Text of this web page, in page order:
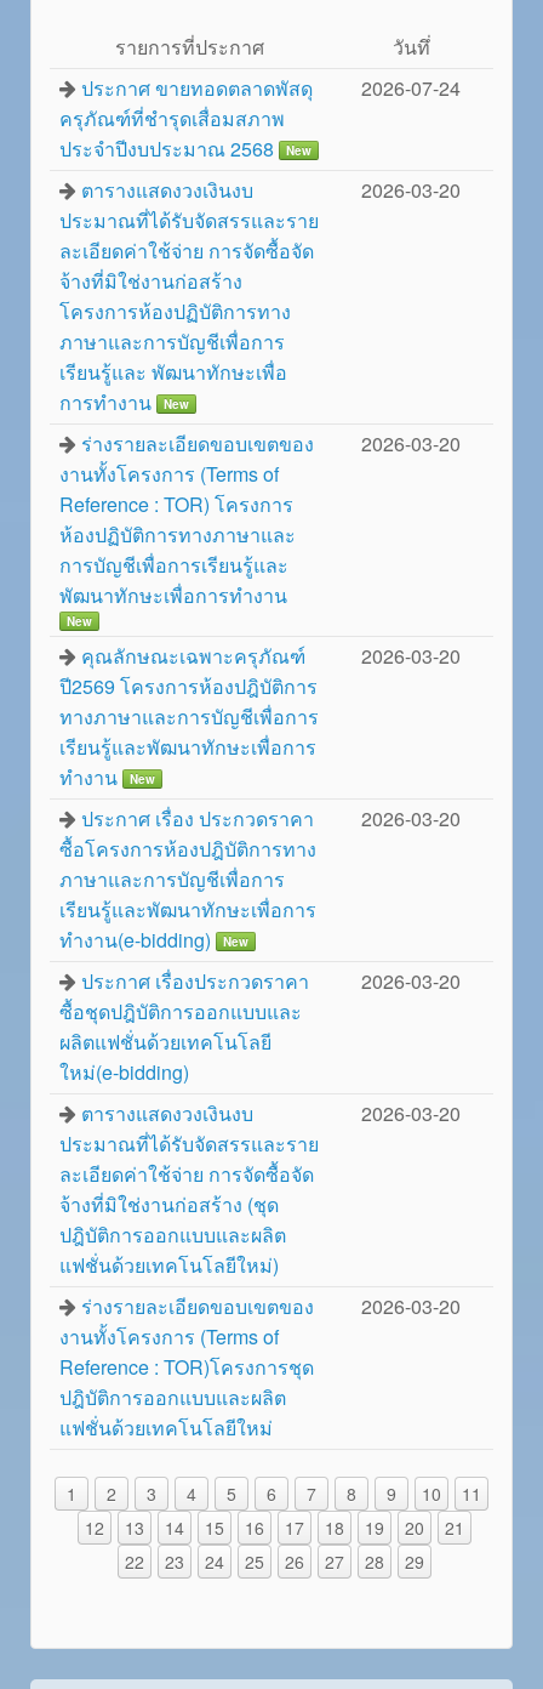
รายการที่ประกาศ
วันทึ่
ประกาศ ขายทอดตลาดพัสดุ
ครุภัณฑ์ที่ชำรุดเสื่อมสภาพ
ประจำปีงบประมาณ 2568
New
2026-07-24
ตารางแสดงวงเงินงบ
ประมาณที่ได้รับจัดสรรและราย
ละเอียดค่าใช้จ่าย การจัดซื้อจัด
จ้างที่มิใช่งานก่อสร้าง
โครงการห้องปฏิบัติการทาง
ภาษาและการบัญชีเพื่อการ
เรียนรู้และ พัฒนาทักษะเพื่อ
การทำงาน
New
2026-03-20
ร่างรายละเอียดขอบเขตของ
งานทั้งโครงการ (Terms of
Reference : TOR) โครงการ
ห้องปฏิบัติการทางภาษาและ
การบัญชีเพื่อการเรียนรู้และ
พัฒนาทักษะเพื่อการทำงาน
New
2026-03-20
คุณลักษณะเฉพาะครุภัณฑ์
ปี2569 โครงการห้องปฎิบัติการ
ทางภาษาและการบัญชีเพื่อการ
เรียนรู้และพัฒนาทักษะเพื่อการ
ทำงาน
New
2026-03-20
ประกาศ เรื่อง ประกวดราคา
ซื้อโครงการห้องปฎิบัติการทาง
ภาษาและการบัญชีเพื่อการ
เรียนรู้และพัฒนาทักษะเพื่อการ
ทำงาน(e-bidding)
New
2026-03-20
ประกาศ เรื่องประกวดราคา
ซื้อชุดปฎิบัติการออกแบบและ
ผลิตแฟชั่นด้วยเทคโนโลยี
ใหม่(e-bidding)
2026-03-20
ตารางแสดงวงเงินงบ
ประมาณที่ได้รับจัดสรรและราย
ละเอียดค่าใช้จ่าย การจัดซื้อจัด
จ้างที่มิใช่งานก่อสร้าง (ชุด
ปฎิบัติการออกแบบและผลิต
แฟชั่นด้วยเทคโนโลยีใหม่)
2026-03-20
ร่างรายละเอียดขอบเขตของ
งานทั้งโครงการ (Terms of
Reference : TOR)โครงการชุด
ปฎิบัติการออกแบบและผลิต
แฟชั่นด้วยเทคโนโลยีใหม่
2026-03-20
1 2 3 4 5 6 7 8 9 10
11
12
13 14 15 16 17 18 19 20
21
22
23 24 25 26 27 28 29